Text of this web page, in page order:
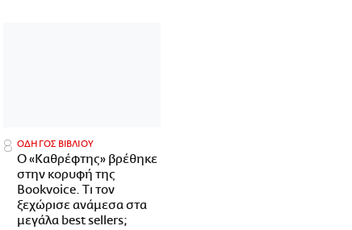
ΟΔΗΓΟΣ ΒΙΒΛΙΟΥ
Ο «Καθρέφτης» βρέθηκε
στην κορυφή της
Bookvoice. Τι τον
ξεχώρισε ανάμεσα στα
μεγάλα best sellers;